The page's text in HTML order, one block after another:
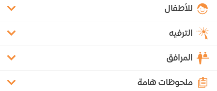
للأطفال
الترفيه
المرافق
ملحوظات هامة